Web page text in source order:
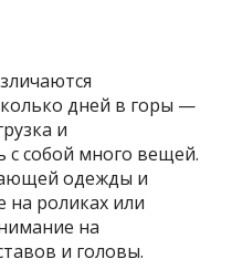
дней в горы —
и
с собой много вещей.
одежды и
роликах или
на
и головы.